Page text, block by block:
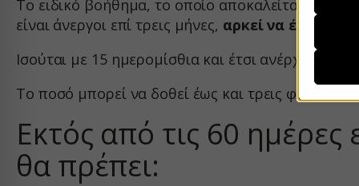
Το ειδικό βοήθημα, το οποίο αποκαλείται «
είναι άνεργοι επί τρεις μήνες, αρκεί να έχουν
Ισούται με 15 ημερομίσθια και έτσι ανέρχεται σε
Το ποσό μπορεί να δοθεί έως και τρεις φορές
Εκτός από τις 60 ημέρες
θα πρέπει:
η
Τα